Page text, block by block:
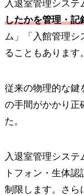
入退室管理システ
したかを管理・記
ム」「入館管理
ることもあります。
従来の物理的な鍵
の手間がかかり正
た。
入退室管理シス
トフォン・生体
制限します。さら